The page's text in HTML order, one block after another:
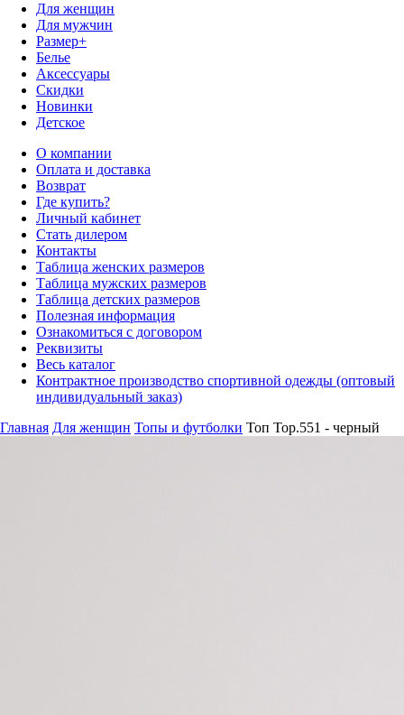
Для женщин
Для мужчин
Размер+
Белье
Аксессуары
Скидки
Новинки
Детское
О компании
Оплата и доставка
Возврат
Где купить?
Личный кабинет
Стать дилером
Контакты
Таблица женских размеров
Таблица мужских размеров
Таблица детских размеров
Полезная информация
Ознакомиться с договором
Реквизиты
Весь каталог
Контрактное производство спортивной одежды (оптовый
индивидуальный заказ)
Главная Для женщин Топы и футболки Топ Top.551 - черный